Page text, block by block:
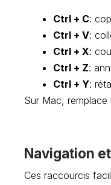
Ctrl + C:
Ctrl + V:
Ctrl + X:
Ctrl + Z:
Ctrl + Y:
Sur Mac, remplace
Navigation
Ces raccourcis